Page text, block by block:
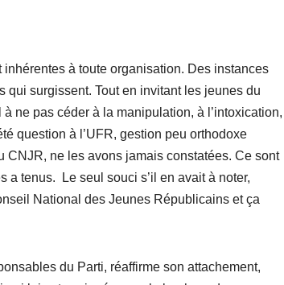
à toute organisation. Des instances
surgissent. Tout en invitant les jeunes du
ne pas céder à la manipulation, à l’intoxication,
question à l’UFR, gestion peu orthodoxe
CNJR, ne les avons jamais constatées. Ce sont
a tenus. Le seul souci s’il en avait à noter,
National des Jeunes Républicains et ça
du Parti, réaffirme son attachement,